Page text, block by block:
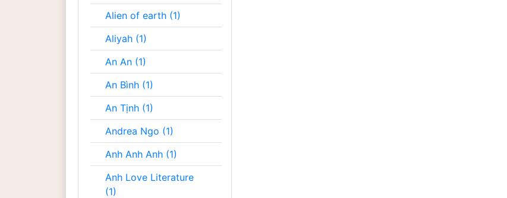
Alien of earth (1)
Aliyah (1)
An An (1)
An Bình (1)
An Tịnh (1)
Andrea Ngo (1)
Anh Anh Anh (1)
Anh Love Literature
(1)